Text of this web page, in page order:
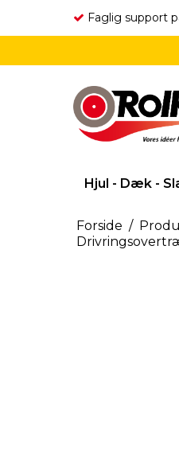
Faglig support
Hjul - Dæk -
Forside /